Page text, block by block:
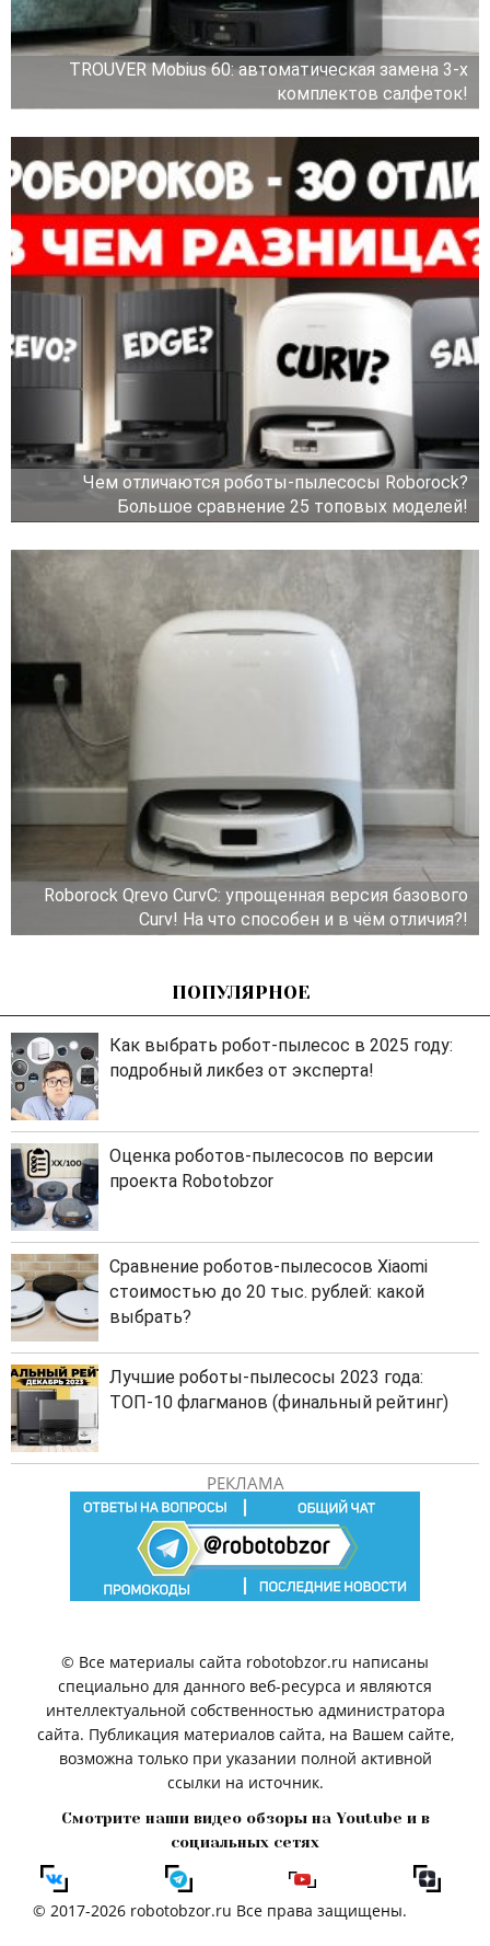
TROUVER Mobius 60: автоматическая замена 3-х
комплектов салфеток!
Чем отличаются роботы-пылесосы Roborock?
Большое сравнение 25 топовых моделей!
Roborock Qrevo CurvC: упрощенная версия базового
Curv! На что способен и в чём отличия?!
ПОПУЛЯРНОЕ
Как выбрать робот-пылесос в 2025 году:
подробный ликбез от эксперта!
Оценка роботов-пылесосов по версии
проекта Robotobzor
Сравнение роботов-пылесосов Xiaomi
стоимостью до 20 тыс. рублей: какой
выбрать?
Лучшие роботы-пылесосы 2023 года:
ТОП-10 флагманов (финальный рейтинг)
РЕКЛАМА
© Все материалы сайта robotobzor.ru написаны
специально для данного веб-ресурса и являются
интеллектуальной собственностью администратора
сайта. Публикация материалов сайта, на Вашем сайте,
возможна только при указании полной активной
ссылки на источник.
Смотрите наши видео обзоры на Youtube и в
социальных сетях
© 2017-2026 robotobzor.ru Все права защищены.